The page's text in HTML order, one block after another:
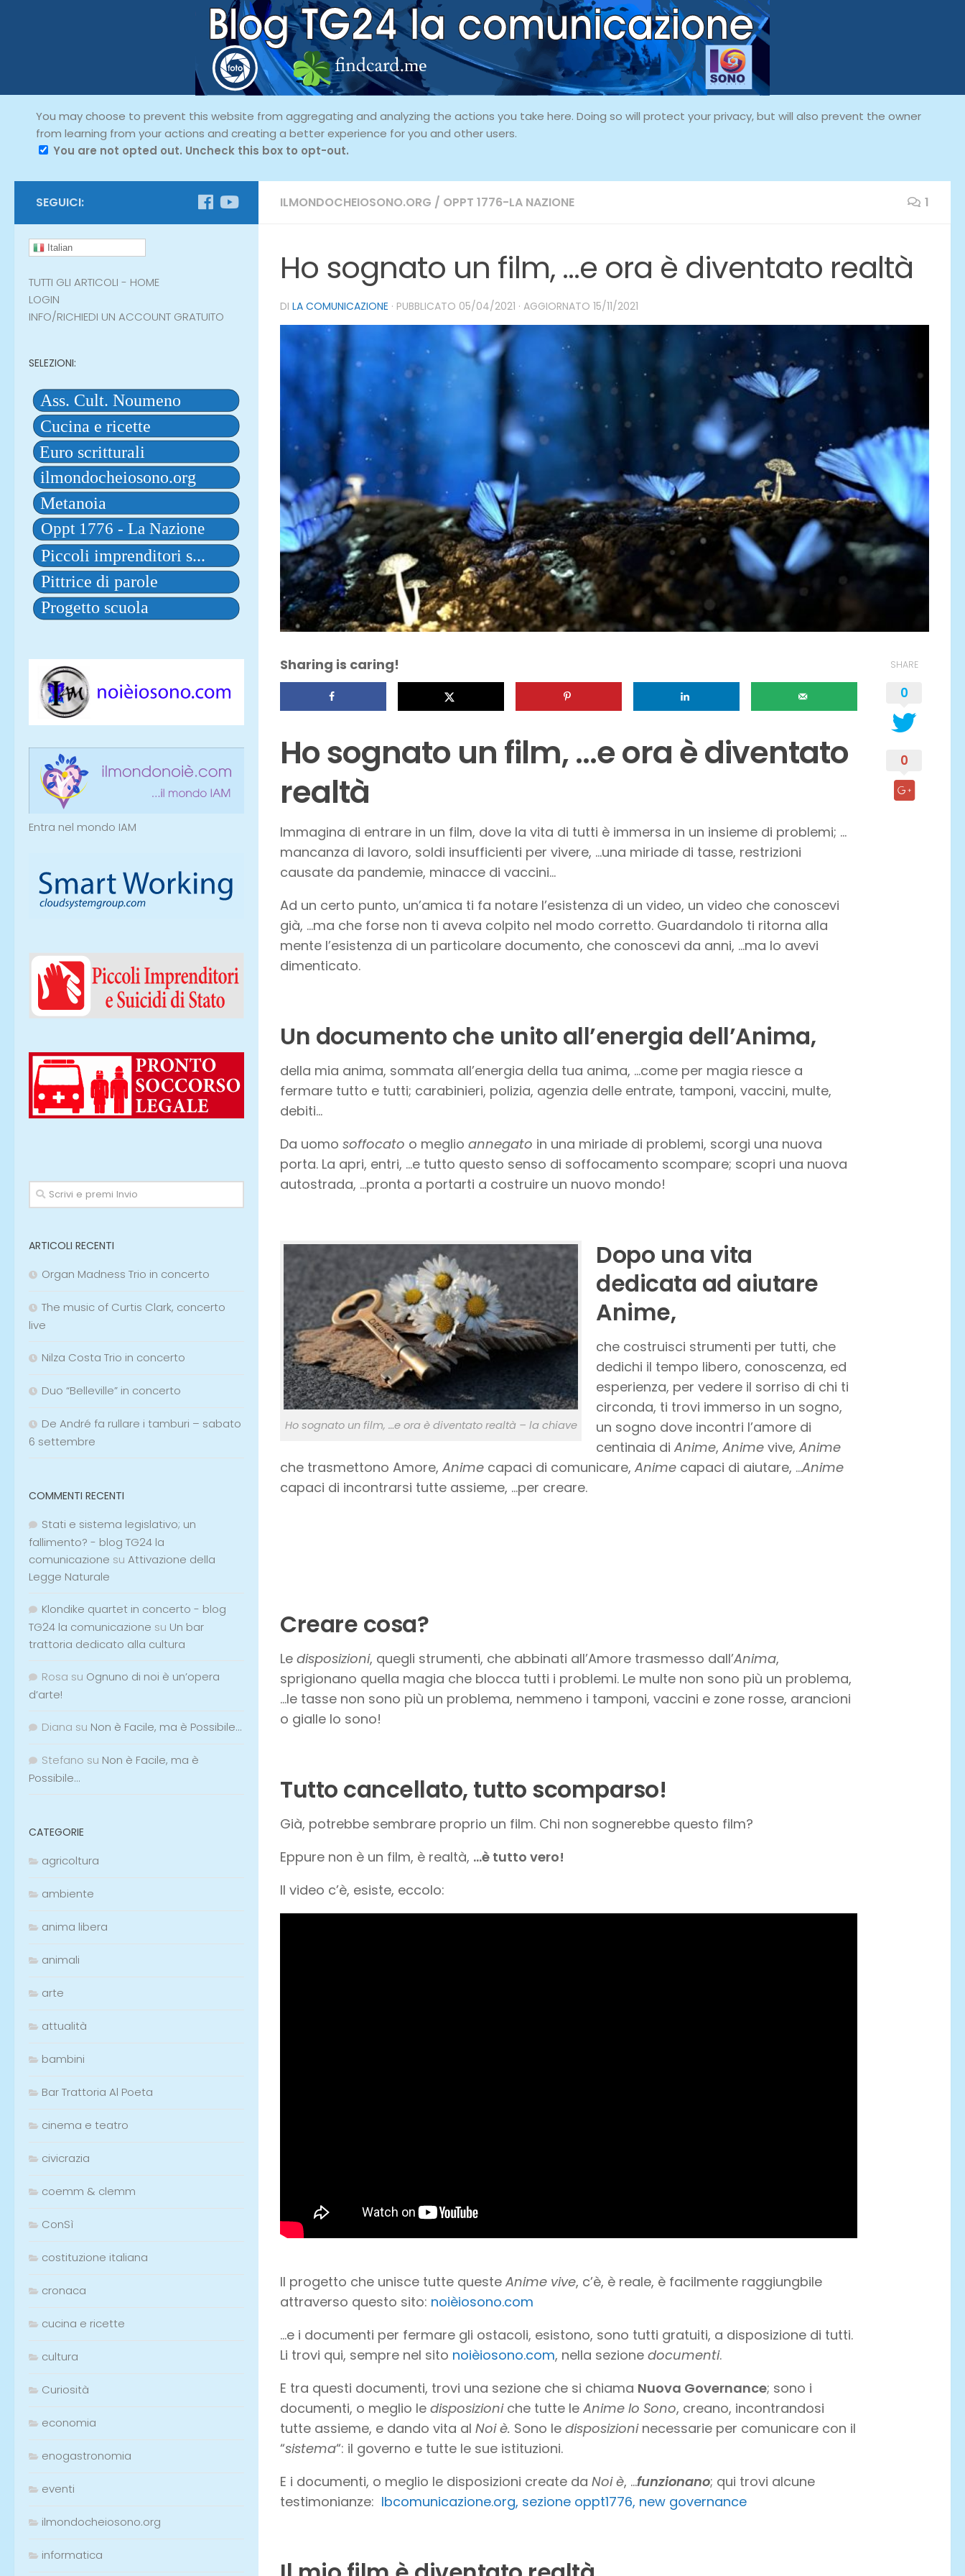
You may choose to prevent this website from aggregating and analyzing the actions you take here. Doing so will protect your privacy, but will also prevent the owner
from learning from your actions and creating a better experience for you and other users.
You are not opted out. Uncheck this box to opt-out.
ILMONDOCHEIOSONO.ORG / OPPT 1776-LA NAZIONE 1
Ho sognato un film, …e ora è diventato realtà
DI LA COMUNICAZIONE · PUBBLICATO 05/04/2021 · AGGIORNATO 15/11/2021
Sharing is caring!
Ho sognato un film, …e ora è diventato
realtà
Immagina di entrare in un film, dove la vita di tutti è immersa in un insieme di problemi; …
mancanza di lavoro, soldi insufficienti per vivere, …una miriade di tasse, restrizioni
causate da pandemie, minacce di vaccini…
Ad un certo punto, un’amica ti fa notare l’esistenza di un video, un video che conoscevi
già, …ma che forse non ti aveva colpito nel modo corretto. Guardandolo ti ritorna alla
mente l’esistenza di un particolare documento, che conoscevi da anni, …ma lo avevi
dimenticato.
Un documento che unito all’energia dell’Anima,
della mia anima, sommata all’energia della tua anima, …come per magia riesce a
fermare tutto e tutti; carabinieri, polizia, agenzia delle entrate, tamponi, vaccini, multe,
debiti…
Da uomo soffocato o meglio annegato in una miriade di problemi, scorgi una nuova
porta. La apri, entri, …e tutto questo senso di soffocamento scompare; scopri una nuova
autostrada, …pronta a portarti a costruire un nuovo mondo!
Ho sognato un film, …e ora è diventato realtà – la chiave
Dopo una vita
dedicata ad aiutare
Anime,
che costruisci strumenti per tutti, che
dedichi il tempo libero, conoscenza, ed
esperienza, per vedere il sorriso di chi ti
circonda, ti trovi immerso in un sogno,
un sogno dove incontri l’amore di
centinaia di Anime, Anime vive, Anime
che trasmettono Amore, Anime capaci di comunicare, Anime capaci di aiutare, …Anime
capaci di incontrarsi tutte assieme, …per creare.
Creare cosa?
Le disposizioni, quegli strumenti, che abbinati all’Amore trasmesso dall’Anima,
sprigionano quella magia che blocca tutti i problemi. Le multe non sono più un problema,
…le tasse non sono più un problema, nemmeno i tamponi, vaccini e zone rosse, arancioni
o gialle lo sono!
Tutto cancellato, tutto scomparso!
Già, potrebbe sembrare proprio un film. Chi non sognerebbe questo film?
Eppure non è un film, è realtà, …è tutto vero!
Il video c’è, esiste, eccolo:
Il progetto che unisce tutte queste Anime vive, c’è, è reale, è facilmente raggiungbile
attraverso questo sito: noièiosono.com
…e i documenti per fermare gli ostacoli, esistono, sono tutti gratuiti, a disposizione di tutti.
Li trovi qui, sempre nel sito noièiosono.com, nella sezione documenti.
E tra questi documenti, trovi una sezione che si chiama Nuova Governance; sono i
documenti, o meglio le disposizioniche tutte le Anime Io Sono, creano, incontrandosi
tutte assieme, e dando vita al Noi è. Sono le disposizioninecessarie per comunicare con il
“sistema“: il governo e tutte le sue istituzioni.
E i documenti, o meglio le disposizioni create da Noi è, …funzionano; qui trovi alcune
testimonianze: lbcomunicazione.org, sezione oppt1776, new governance
SHARE
0
0
SEGUICI:
Italian
TUTTI GLI ARTICOLI - HOME
LOGIN
INFO/RICHIEDI UN ACCOUNT GRATUITO
SELEZIONI:
Entra nel mondo IAM
ARTICOLI RECENTI
Organ Madness Trio in concerto
The music of Curtis Clark, concerto
live
Nilza Costa Trio in concerto
Duo “Belleville” in concerto
De André fa rullare i tamburi – sabato
6 settembre
COMMENTI RECENTI
Stati e sistema legislativo; un
fallimento? - blog TG24 la
comunicazione su Attivazione della
Legge Naturale
Klondike quartet in concerto - blog
TG24 la comunicazione su Un bar
trattoria dedicato alla cultura
Rosa su Ognuno di noi è un’opera
d’arte!
Diana su Non è Facile, ma è Possibile…
Stefano su Non è Facile, ma è
Possibile…
CATEGORIE
agricoltura
ambiente
anima libera
animali
arte
attualità
bambini
Bar Trattoria Al Poeta
cinema e teatro
civicrazia
coemm & clemm
ConSì
costituzione italiana
cronaca
cucina e ricette
cultura
Curiosità
economia
enogastronomia
eventi
ilmondocheiosono.org
informatica